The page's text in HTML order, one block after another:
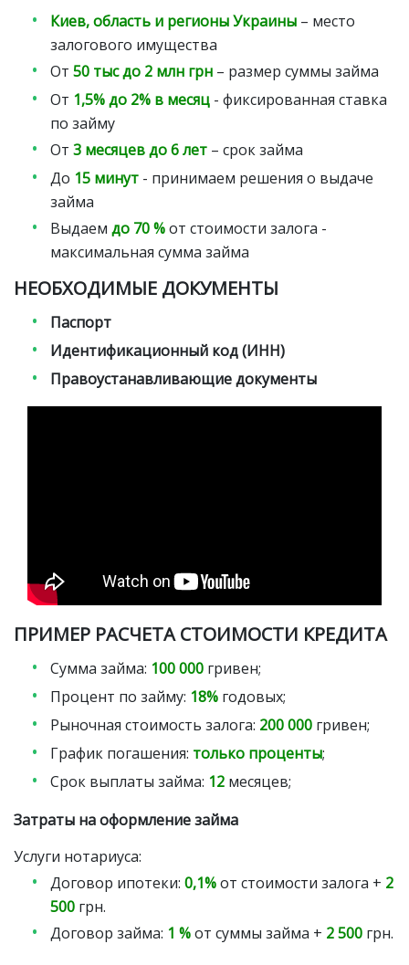
Киев, область и регионы Украины – место
залогового имущества
От 50 тыс до 2 млн грн – размер суммы займа
От 1,5% до 2% в месяц - фиксированная ставка
по займу
От 3 месяцев до 6 лет – срок займа
До 15 минут - принимаем решения о выдаче
займа
Выдаем до 70 %от стоимости залога -
максимальная сумма займа
НЕОБХОДИМЫЕ ДОКУМЕНТЫ
Паспорт
Идентификационный код (ИНН)
Правоустанавливающие документы
ПРИМЕР РАСЧЕТА СТОИМОСТИ КРЕДИТА
Сумма займа: 100 000 гривен;
Процент по займу: 18% годовых;
Рыночная стоимость залога: 200 000 гривен;
График погашения: только проценты;
Срок выплаты займа: 12 месяцев;
Затраты на оформление займа
Услуги нотариуса:
Договор ипотеки: 0,1%от стоимости залога + 2
500 грн.
Договор займа: 1 %от суммы займа + 2 500 грн.